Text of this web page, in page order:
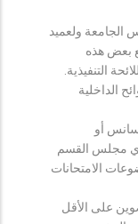
الجامعة ولعميد
بعض هذه
التنفيذية.
الداخلية
أو
مجلس القسم
الامتحانات
على الأقل